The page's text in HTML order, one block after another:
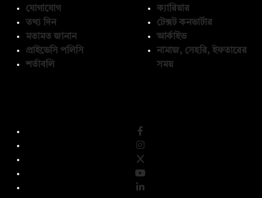
যোগাযোগ
তথ্য দিন
মতামত জানান
প্রাইভেসি পলিসি
শর্তাবলি
ক্যারিয়ার
টেক্সট কনভার্টার
আর্কাইভ
নামাজ, সেহরি, ইফতারের
সময়